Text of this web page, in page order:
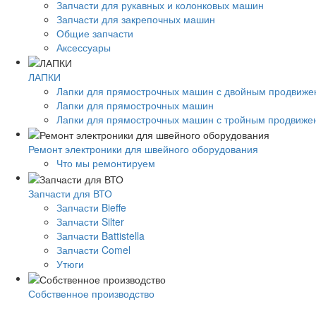
Запчасти для рукавных и колонковых машин
Запчасти для закрепочных машин
Общие запчасти
Аксессуары
ЛАПКИ
Лапки для прямострочных машин с двойным
Лапки для прямострочных машин
Лапки для прямострочных машин с тройным
Ремонт электроники для швейного оборудования
Что мы ремонтируем
Запчасти для ВТО
Запчасти Bieffe
Запчасти Silter
Запчасти Battistella
Запчасти Comel
Утюги
Собственное производство